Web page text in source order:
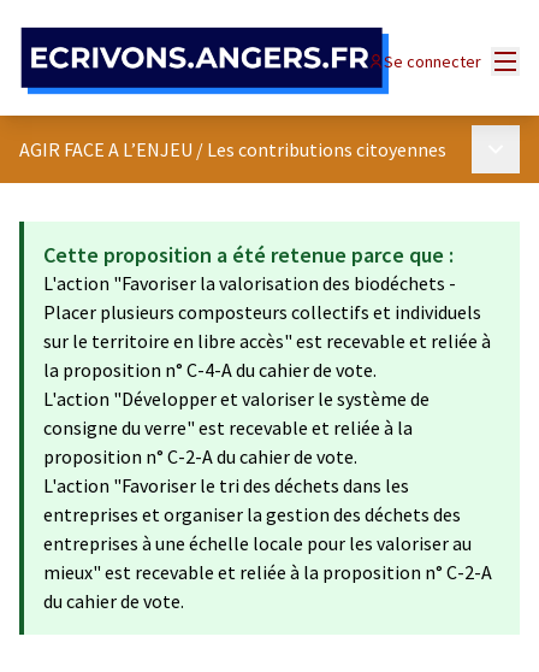
Se connecter
AGIR FACE A L’ENJEU / Les contributions citoyennes
Cette proposition a été retenue parce que :
L'action "Favoriser la valorisation des biodéchets -
Placer plusieurs composteurs collectifs et individuels
sur le territoire en libre accès" est recevable et reliée à
la proposition n° C-4-A du cahier de vote.
L'action "Développer et valoriser le système de
consigne du verre" est recevable et reliée à la
proposition n° C-2-A du cahier de vote.
L'action "Favoriser le tri des déchets dans les
entreprises et organiser la gestion des déchets des
entreprises à une échelle locale pour les valoriser au
mieux" est recevable et reliée à la proposition n° C-2-A
du cahier de vote.